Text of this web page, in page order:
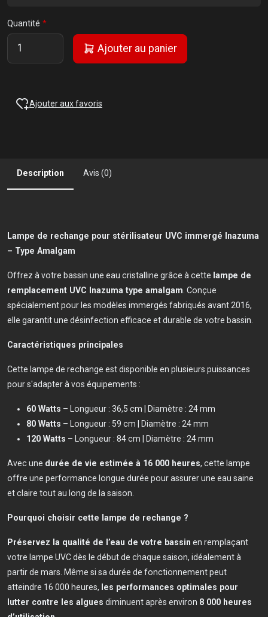
Quantité
Ajouter au panier
Ajouter aux favoris
Description Avis (0)
Lampe de rechange pour stérilisateur UVC immergé Inazuma
– Type Amalgam
Offrez à votre bassin une eau cristalline grâce à cette lampe de
remplacement UVC Inazuma type amalgam. Conçue
spécialement pour les modèles immergés fabriqués avant 2016,
elle garantit une désinfection efficace et durable de votre bassin.
Caractéristiques principales
Cette lampe de rechange est disponible en plusieurs puissances
pour s'adapter à vos équipements :
60 Watts – Longueur : 36,5 cm | Diamètre : 24 mm
80 Watts – Longueur : 59 cm | Diamètre : 24 mm
120 Watts – Longueur : 84 cm | Diamètre : 24 mm
Avec une durée de vie estimée à 16 000 heures, cette lampe
offre une performance longue durée pour assurer une eau saine
et claire tout au long de la saison.
Pourquoi choisir cette lampe de rechange ?
Préservez la qualité de l’eau de votre bassin en remplaçant
votre lampe UVC dès le début de chaque saison, idéalement à
partir de mars. Même si sa durée de fonctionnement peut
atteindre 16 000 heures, les performances optimales pour
lutter contre les algues diminuent après environ 8 000 heures